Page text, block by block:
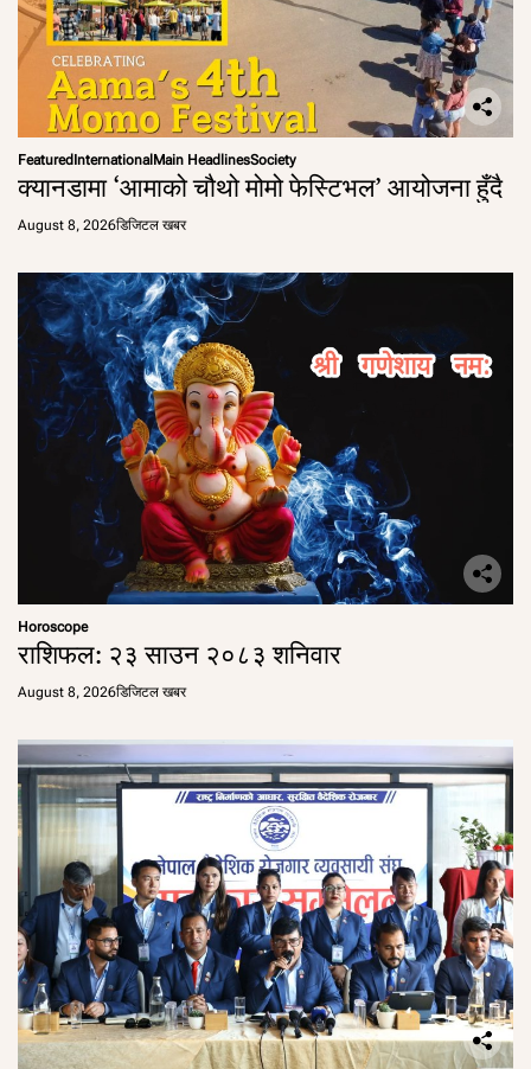
FeaturedInternationalMain HeadlinesSociety
क्यानडामा ‘आमाको चौथो मोमो फेस्टिभल’ आयोजना हुँदै
August 8, 2026डिजिटल खबर
Horoscope
राशिफल: २३ साउन २०८३ शनिवार
August 8, 2026डिजिटल खबर